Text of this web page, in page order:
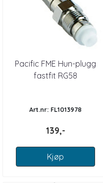
Pacific FME Hun-plugg
fastfit RG58
Art.nr: FL1013978
139,-
Kjøp